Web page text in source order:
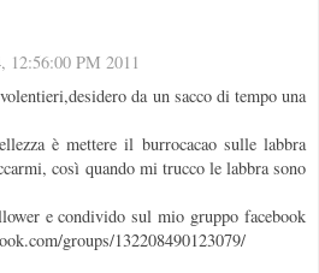
12:56:00 PM 2011
da un sacco di tempo una
è mettere il burrocacao sulle labbra
così quando mi trucco le labbra sono
e condivido sul mio gruppo facebook
groups/132208490123079/